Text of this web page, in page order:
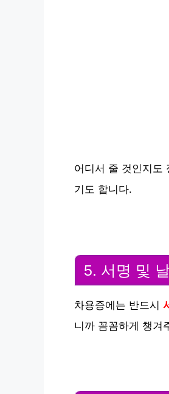
어디서 줄 것인지도
기도 합니다.
5. 서명 및
차용증에는 반드시
니까 꼼꼼하게 챙겨